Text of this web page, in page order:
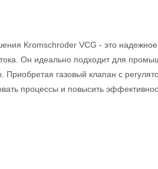
Kromschroder VCG - это
Он идеально подходит для
Приобретая газовый клапан с
процессы и повысить